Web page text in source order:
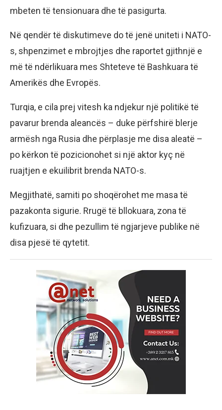
mbeten të tensionuara dhe të pasigurta.
Në qendër të diskutimeve do të jenë uniteti i NATO-
s, shpenzimet e mbrojtjes dhe raportet gjithnjë e
më të ndërlikuara mes Shteteve të Bashkuara të
Amerikës dhe Evropës.
Turqia, e cila prej vitesh ka ndjekur një politikë të
pavarur brenda aleancës – duke përfshirë blerje
armësh nga Rusia dhe përplasje me disa aleatë –
po kërkon të pozicionohet si një aktor kyç në
ruajtjen e ekuilibrit brenda NATO-s.
Megjithatë, samiti po shoqërohet me masa të
pazakonta sigurie. Rrugë të bllokuara, zona të
kufizuara, si dhe pezullim të ngjarjeve publike në
disa pjesë të qytetit.